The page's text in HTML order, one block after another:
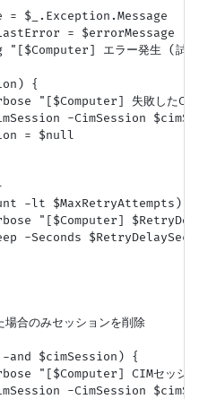
= $_.Exception.Message
= $errorMessage
エラー発生 (
{
"[$Computer] 失敗したCIM
-CimSession
= $null
-lt $MaxRetryAttempts) {
"[$Computer]
-Seconds
合のみセッションを削除
and $cimSession) {
"[$Computer] CIMセッショ
-CimSession